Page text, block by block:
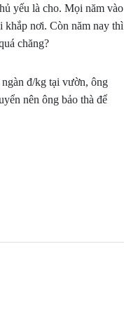
yếu là cho. Mọi năm vào
khắp nơi. Còn năm nay thì
chăng?
đ/kg tại vườn, ông
nên ông bảo thà để